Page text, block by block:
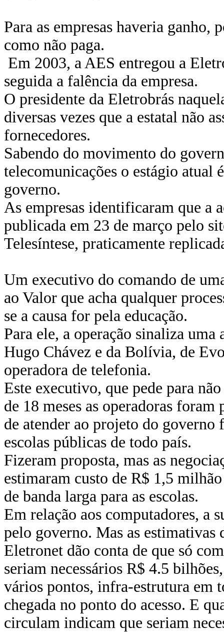
Para as empresas haveria
como não paga.
Em 2003, a AES entregou a
seguida a falência da empresa.
O presidente da Eletrobrás
diversas vezes que a estatal não
fornecedores.
Sabendo do movimento do
telecomunicações o estágio atual
governo.
As empresas identificaram que a
publicada em 23 de março pelo
Telesíntese, praticamente
Um executivo do comando de
ao Valor que acha qualquer
se a causa for pela educação.
Para ele, a operação sinaliza uma
Hugo Chávez e da Bolívia, de
operadora de telefonia.
Este executivo, que pede para
de 18 meses as operadoras
de atender ao projeto do
escolas públicas de todo país.
Fizeram proposta, mas as
estimaram custo de R$ 1,5
de banda larga para as escolas.
Em relação aos computadores, a
pelo governo. Mas as estimativas
Eletronet dão conta de que só
seriam necessários R$ 4.5
vários pontos, infra-estrutura em
chegada no ponto do acesso. E
circulam indicam que seriam